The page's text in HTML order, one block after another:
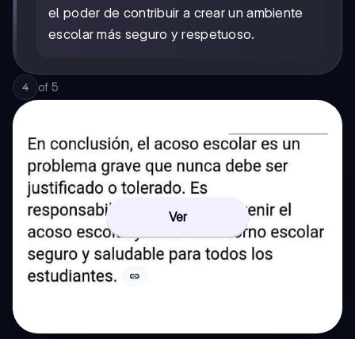
el poder de contribuir a crear un ambiente
escolar más seguro y respetuoso.
4 of 5
Ver